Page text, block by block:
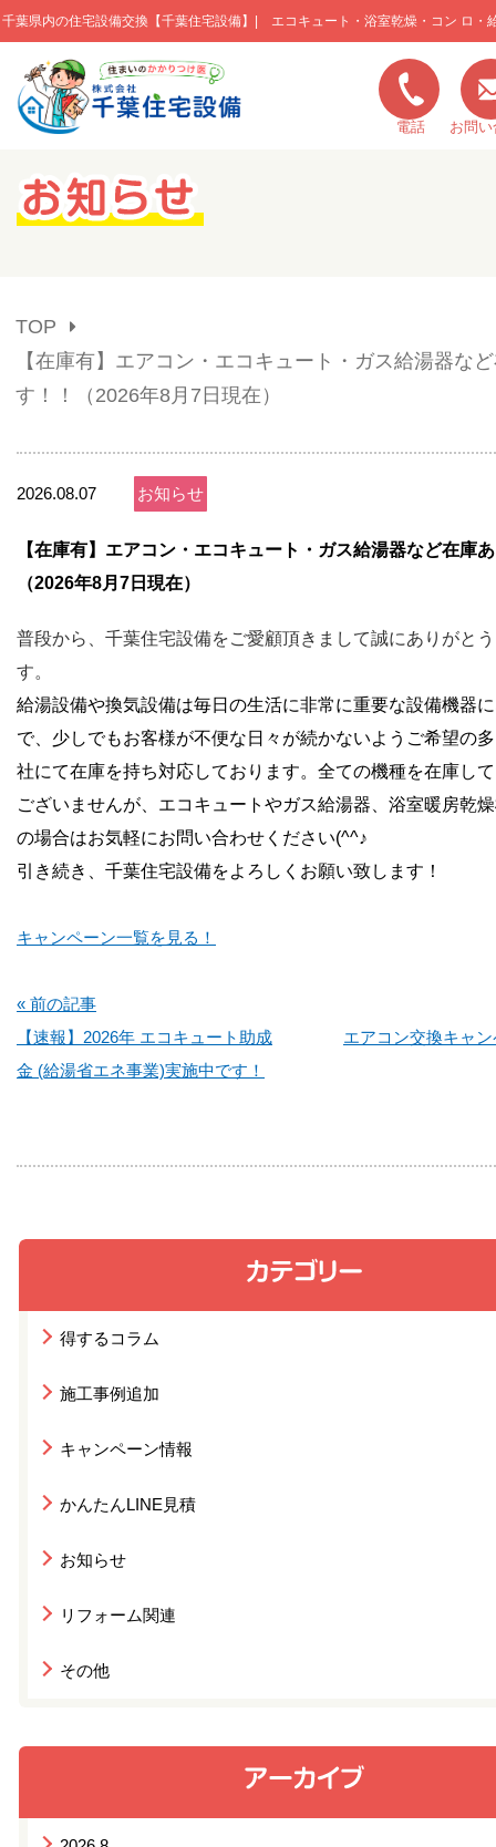
千葉県内の住宅設備交換【千葉住宅設備】| エコキュート・浴室乾燥・コン ロ・
このページの本文へ移動
電話 お問
キャンペーン一覧
お問い合わせ
会社概要
TOP
【在庫有】エアコン・エコキュート・ガス給湯器な
す！！（2026年8月7日現在）
得するコラム
施工事例追加
キャンペーン情報
かんたんLINE見積
お知らせ
リフォーム関連
その他
2026.08.07 お知らせ
【在庫有】エアコン・エコキュート・ガス給湯器など在庫
（2026年8月7日現在）
普段から、千葉住宅設備をご愛顧頂きまして誠にありがと
す。
給湯設備や換気設備は毎日の生活に非常に重要な設備機器
で、少しでもお客様が不便な日々が続かないようご希望の
社にて在庫を持ち対応しております。全ての機種を在庫し
ございませんが、エコキュートやガス給湯器、浴室暖房乾
の場合はお気軽にお問い合わせください(^^♪
引き続き、千葉住宅設備をよろしくお願い致します！
キャンペーン一覧を見る！
« 前の記事
【速報】2026年 エコキュート助成
金 (給湯省エネ事業)実施中です！
エアコン交換キャ